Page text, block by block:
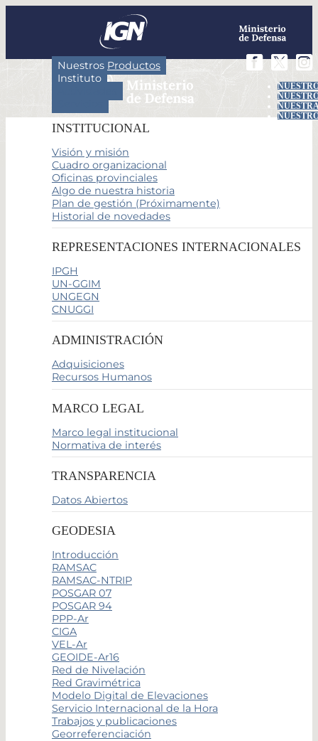
Nuestros Productos
Instituto
INSTITUCIONAL
Visión y misión
Cuadro organizacional
Oficinas provinciales
Algo de nuestra historia
Plan de gestión (Próximamente)
Historial de novedades
REPRESENTACIONES INTERNACIONALES
IPGH
UN-GGIM
UNGEGN
CNUGGI
ADMINISTRACIÓN
Adquisiciones
Recursos Humanos
MARCO LEGAL
Marco legal institucional
Normativa de interés
TRANSPARENCIA
Datos Abiertos
GEODESIA
Introducción
RAMSAC
RAMSAC-NTRIP
POSGAR 07
POSGAR 94
PPP-Ar
CIGA
VEL-Ar
GEOIDE-Ar16
Red de Nivelación
Red Gravimétrica
Modelo Digital de Elevaciones
Servicio Internacional de la Hora
Trabajos y publicaciones
Georreferenciación